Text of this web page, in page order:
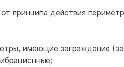
принципа действия
имеющие заграждение